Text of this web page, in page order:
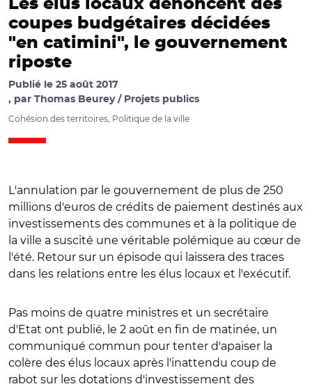
Les élus locaux dénoncent des
coupes budgétaires décidées
"en catimini", le gouvernement
riposte
Publié le 25 août 2017
par Thomas Beurey / Projets publics
Cohésion des territoires, Politique de la ville
L'annulation par le gouvernement de plus de 250
millions d'euros de crédits de paiement destinés aux
investissements des communes et à la politique de
la ville a suscité une véritable polémique au cœur de
l'été. Retour sur un épisode qui laissera des traces
dans les relations entre les élus locaux et l'exécutif.
Pas moins de quatre ministres et un secrétaire
d'Etat ont publié, le 2 août en fin de matinée, un
communiqué commun pour tenter d'apaiser la
colère des élus locaux après l'inattendu coup de
rabot sur les dotations d'investissement des